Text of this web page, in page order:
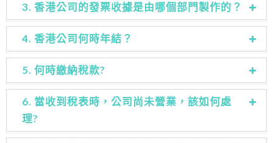
3. 香港公司的發票收據是由哪個部門製作的？
4. 香港公司何時年結？
5. 何時繳納稅款?
6. 當收到稅表時，公司尚未營業，該如何處
理?